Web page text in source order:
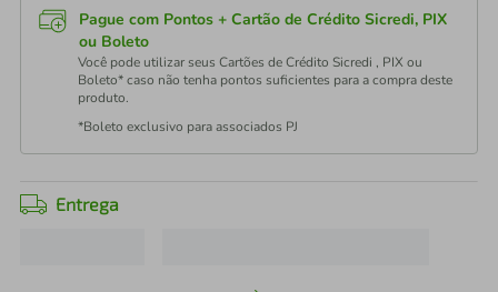
Pague com Pontos + Cartão de Crédito Sicredi, PIX
ou Boleto
Você pode utilizar seus Cartões de Crédito Sicredi , PIX ou
Boleto* caso não tenha pontos suficientes para a compra deste
produto.
*Boleto exclusivo para associados PJ
Entrega